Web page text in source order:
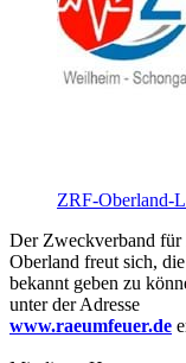
ZRF-Oberland-
Der Zweckverband für
Oberland freut sich,
bekannt geben zu
unter der Adresse
www.raeumfeuer.de